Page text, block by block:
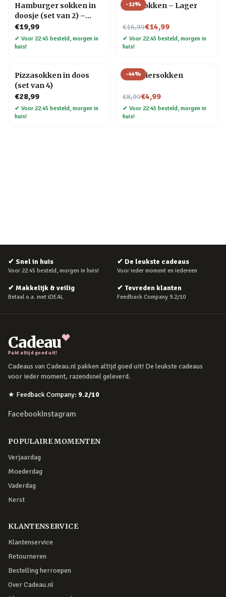
Hamburger sokken in
doosje (set van 2) –
Maat 41 t/m 45
€19,99
✔ Voor 22:45 besteld, morgen in
huis!
-12%
Bier sokken – Lager
€16,99
Nu voor€14,99
✔ Voor 22:45 besteld, morgen in
huis!
Pizzasokken in doos
(set van 4)
€28,99
✔ Voor 22:45 besteld, morgen in
huis!
-44%
Gele biersokken
€8,99
Nu voor€4,99
✔ Voor 22:45 besteld, morgen in
huis!
✔ Snel in huis
Voor 22:45 besteld, morgen in huis!
✔ De leukste cadeaus
Voor ieder moment en iedereen
✔ Makkelijk & veilig
Betaal o.a. met iDEAL
✔ Tevreden klanten
Feedback Company 9.2/10
Cadeau
Pakt altijd goed uit!
Cadeaus van Cadeau.nl pakken altijd goed uit! De leukste cadeaus
voor ieder moment, razendsnel geleverd.
★ Feedback Company: 9.2/10
FacebookInstagram
POPULAIRE MOMENTEN
Verjaardag
Moederdag
Vaderdag
Kerst
KLANTENSERVICE
Klantenservice
Retourneren
Bestelling herroepen
Over Cadeau.nl